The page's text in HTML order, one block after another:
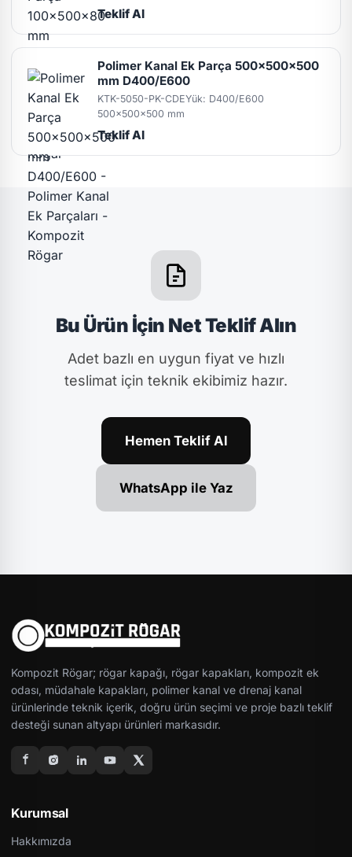
Teklif Al
Polimer Kanal Ek Parça 500x500x500
mm D400/E600
KTK-5050-PK-CDEYük: D400/E600
500x500x500 mm
Teklif Al
Bu Ürün İçin Net Teklif Alın
Adet bazlı en uygun fiyat ve hızlı
teslimat için teknik ekibimiz hazır.
Hemen Teklif Al
WhatsApp ile Yaz
Kompozit Rögar; rögar kapağı, rögar kapakları, kompozit ek
odası, müdahale kapakları, polimer kanal ve drenaj kanal
ürünlerinde teknik içerik, doğru ürün seçimi ve proje bazlı teklif
desteği sunan altyapı ürünleri markasıdır.
Kurumsal
Hakkımızda